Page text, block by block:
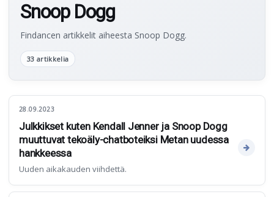
Snoop Dogg
Findancen artikkelit aiheesta Snoop Dogg.
33 artikkelia
28.09.2023
Julkkikset kuten Kendall Jenner ja Snoop Dogg
muuttuvat tekoäly-chatboteiksi Metan uudessa
hankkeessa
Uuden aikakauden viihdettä.